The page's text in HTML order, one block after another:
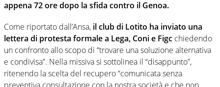
appena 72 ore dopo la sfida contro il Genoa.
Come riportato dall’Ansa, il club di Lotito ha inviato una
lettera di protesta formale a Lega, Coni e Figc chiedendo
un confronto allo scopo di “trovare una soluzione alternativa
e condivisa”. Nella missiva si sottolinea il “disappunto”,
ritenendo la scelta del recupero “comunicata senza